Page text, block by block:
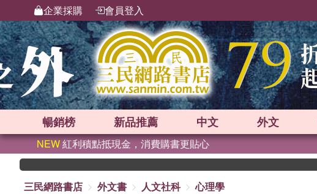
企業採購 會員登入
暢銷榜 新品推薦 中文 外文
NEW紅利積點抵現金，消費購書更貼心
三民網路書店
外文書 人文社科 心理學